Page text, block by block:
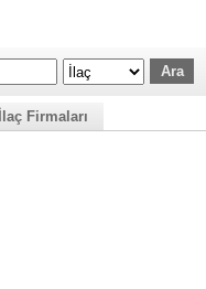
İlaç Firmaları